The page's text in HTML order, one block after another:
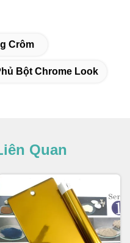
Crôm
Bột Chrome Look
Quan